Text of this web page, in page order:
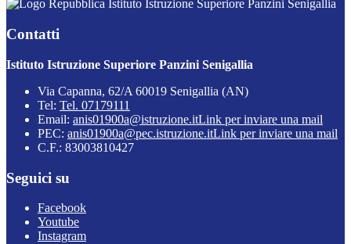
Istituto Istruzione Superiore Panzini Senigallia
Contatti
Istituto Istruzione Superiore Panzini Senigallia
Via Capanna, 62/A 60019 Senigallia (AN)
Tel: Tel. 07179111
Email: anis01900a@istruzione.itLink per inviare una mail
PEC: anis01900a@pec.istruzione.itLink per inviare una mail
C.F.: 83003810427
Seguici su
Facebook
Youtube
Instagram